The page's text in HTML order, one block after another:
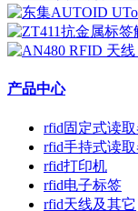
产品中心
rfid固定式读取
rfid手持式读取
rfid打印机
rfid电子标签
rfid天线及其它